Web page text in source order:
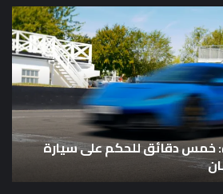
خمس دقائق للحكم على سيارة